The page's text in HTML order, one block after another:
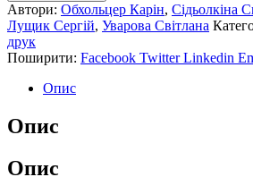
Автори: Обхольцер Карін, Сідьолкіна
Лущик Сергій, Уварова Світлана
друк
Поширити: Facebook Twitter Linkedin
Опис
Опис
Опис